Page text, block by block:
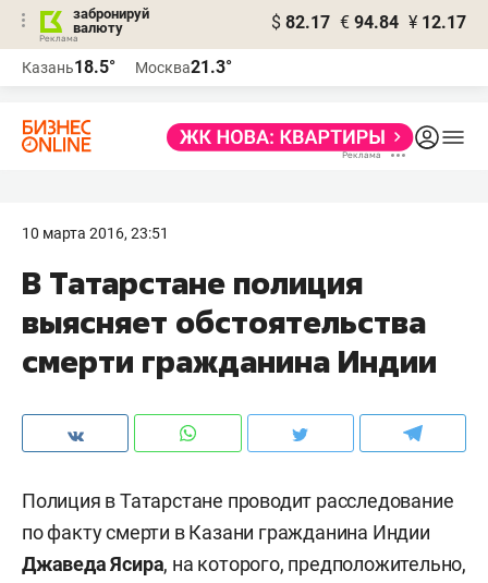
забронируй
валюту
$ 82.17 € 94.84 ¥ 12.17
Казань18.5° Москва21.3°
10 марта 2016, 23:51
В Татарстане полиция
выясняет обстоятельства
смерти гражданина Индии
Полиция в Татарстане проводит расследование
по факту смерти в Казани гражданина Индии
Джаведа Ясира, на которого, предположительно,